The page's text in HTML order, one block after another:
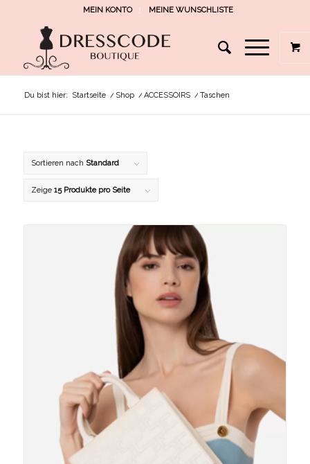
MEIN KONTO MEINE WUNSCHLISTE
Du bist hier: Startseite / Shop / ACCESSOIRS / Taschen
Sortieren nach Standard
Zeige 15 Produkte pro Seite